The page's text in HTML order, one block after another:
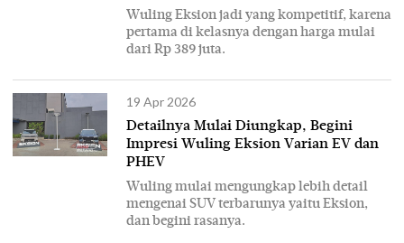
Wuling Eksion jadi yang kompetitif, karena
pertama di kelasnya dengan harga mulai
dari Rp 389 juta.
19 Apr 2026
Detailnya Mulai Diungkap, Begini
Impresi Wuling Eksion Varian EV dan
PHEV
Wuling mulai mengungkap lebih detail
mengenai SUV terbarunya yaitu Eksion,
dan begini rasanya.